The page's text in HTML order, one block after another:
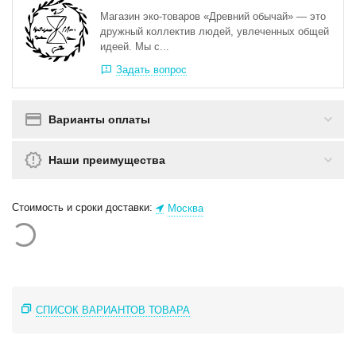
Магазин эко-товаров «Древний обычай» — это
дружный коллектив людей, увлеченных общей
идеей. Мы с...
Задать вопрос
Варианты оплаты
Наши преимущества
Стоимость и сроки доставки: Москва
СПИСОК ВАРИАНТОВ ТОВАРА